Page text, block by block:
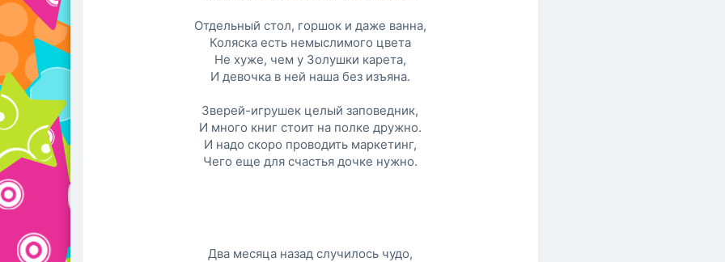
Отдельный стол, горшок и даже ванна,
Коляска есть немыслимого цвета
Не хуже, чем у Золушки карета,
И девочка в ней наша без изъяна.
Зверей-игрушек целый заповедник,
И много книг стоит на полке дружно.
И надо скоро проводить маркетинг,
Чего еще для счастья дочке нужно.
Два месяца назад случилось чудо,